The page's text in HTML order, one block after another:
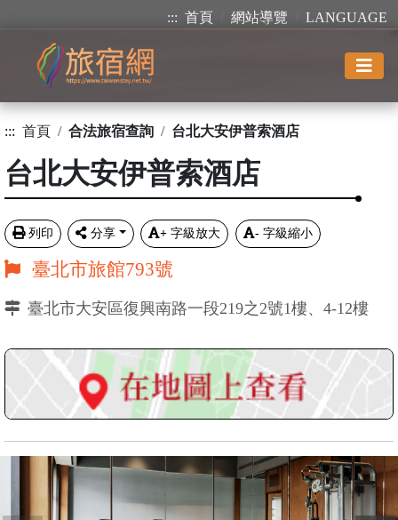
::: 首頁 網站導覽 LANGUAGE
::: 首頁 合法旅宿查詢 台北大安伊普索酒店
台北大安伊普索酒店
列印 分享 + 字級放大 - 字級縮小
臺北市旅館793號
臺北市大安區復興南路一段219之2號1樓、4-12樓